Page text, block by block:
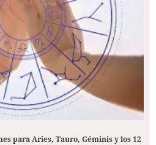
para Aries, Tauro, Géminis y los 12